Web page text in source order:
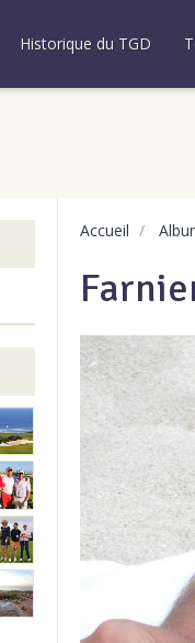
Historique du TGD
Accueil